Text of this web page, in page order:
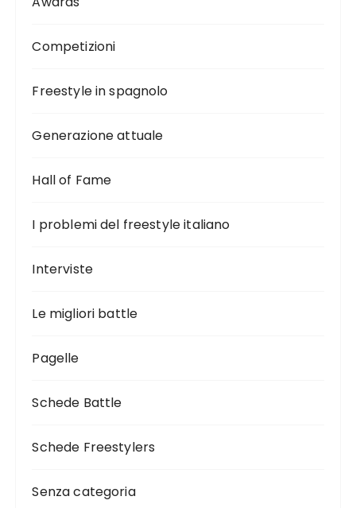
Competizioni
Freestyle in spagnolo
Generazione attuale
Hall of Fame
I problemi del freestyle italiano
Interviste
Le migliori battle
Pagelle
Schede Battle
Schede Freestylers
Senza categoria